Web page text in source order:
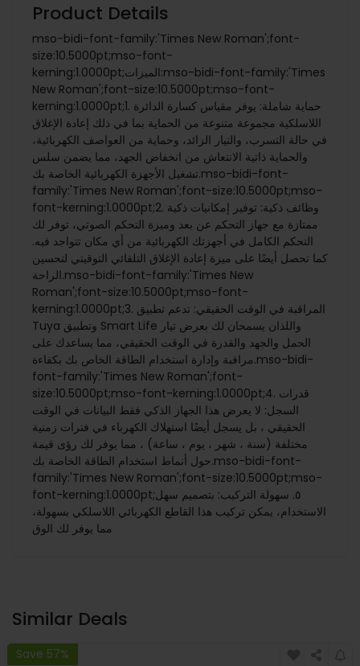
Product Details
mso-bidi-font-family:'Times New Roman';font-
size:10.5000pt;mso-font-
kerning:1.0000pt;الميزات:mso-bidi-font-family:'Times
New Roman';font-size:10.5000pt;mso-font-
kerning:1.0000pt;1. حماية شاملة: يوفر مقياس كسارة الدائرة
اللاسلكية مجموعة متنوعة من الحماية بما في ذلك إعادة الإغلاق
في حالة التسرب، والتيار الزائد، وحماية من العواصف الكهربائية،
والحماية ذاتية الانتعاش من انخفاض الجهد، مما يضمن سلس
تشغيل الأجهزة الكهربائية الخاصة بك.mso-bidi-font-
family:'Times New Roman';font-size:10.5000pt;mso-
font-kerning:1.0000pt;2. وظائف ذكية: توفير إمكانيات ذكية
ممتازة مع جهاز التحكم عن بعد وميزة التحكم الصوتي، توفر لك
التحكم الكامل في أجهزتك الكهربائية من أي مكان تتواجد فيه.
كما تحصل أيضًا على ميزة إعادة الإغلاق التلقائي التوقيتي لتحسين
الراحة.mso-bidi-font-family:'Times New
Roman';font-size:10.5000pt;mso-font-
kerning:1.0000pt;3. المراقبة في الوقت الحقيقي: تدعم تطبيق
Tuya وتطبيق Smart Life واللذان يسمحان لك بعرض تيار
الحمل والجهد والقدرة في الوقت الحقيقي، مما يساعدك على
مراقبة وإدارة استخدام الطاقة الخاص بك بكفاءة.mso-bidi-
font-family:'Times New Roman';font-
size:10.5000pt;mso-font-kerning:1.0000pt;4. قدرات
السجل: لا يعرض هذا الجهاز الذكي فقط البيانات في الوقت
الحقيقي ، بل يسجل أيضًا استهلاك الكهرباء في فترات زمنية
مختلفة (سنة ، شهر ، يوم ، ساعة) ، مما يوفر لك رؤى قيمة
حول أنماط استخدام الطاقة الخاصة بك.mso-bidi-font-
family:'Times New Roman';font-size:10.5000pt;mso-
font-kerning:1.0000pt;٥. سهولة التركيب: بتصميم سهل
الاستخدام، يمكن تركيب هذا القاطع الكهربائي اللاسلكي بسهولة،
مما يوفر لك الوق
Similar Deals
Save 57%